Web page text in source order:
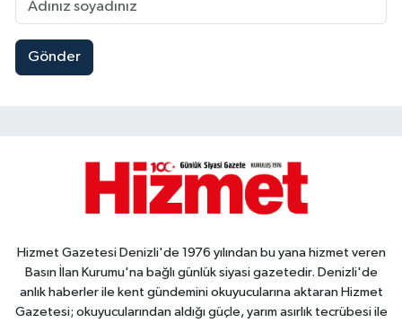
Gönder
Hizmet Gazetesi Denizli'de 1976 yılından bu yana hizmet veren
Basın İlan Kurumu'na bağlı günlük siyasi gazetedir. Denizli'de
anlık haberler ile kent gündemini okuyucularına aktaran Hizmet
Gazetesi; okuyucularından aldığı güçle, yarım asırlık tecrübesi ile